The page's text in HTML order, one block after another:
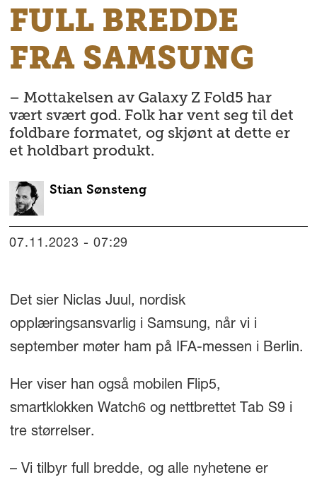
FULL BREDDE
FRA SAMSUNG
– Mottakelsen av Galaxy Z Fold5 har
vært svært god. Folk har vent seg til det
foldbare formatet, og skjønt at dette er
et holdbart produkt.
Stian Sønsteng
07.11.2023 - 07:29
Det sier Niclas Juul, nordisk
opplæringsansvarlig i Samsung, når vi i
september møter ham på IFA-messen i Berlin.
Her viser han også mobilen Flip5,
smartklokken Watch6 og nettbrettet Tab S9 i
tre størrelser.
– Vi tilbyr full bredde, og alle nyhetene er